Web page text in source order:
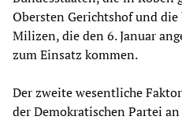
Obersten Gerichtshof und
Milizen, die den 6. Januar
zum Einsatz kommen.
Der zweite wesentliche
der Demokratischen Partei